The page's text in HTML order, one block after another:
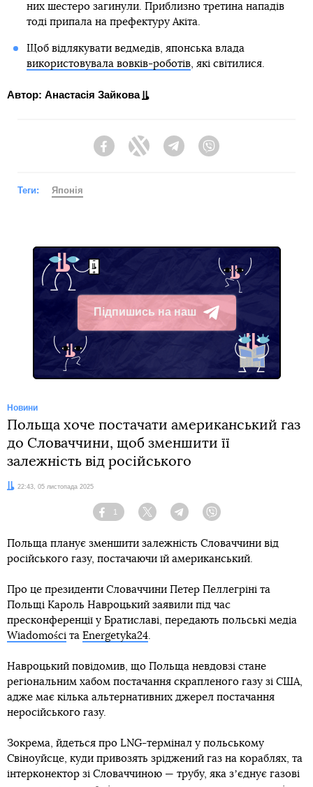
них шестеро загинули. Приблизно третина нападів
тоді припала на префектуру Акіта.
Щоб відлякувати ведмедів, японська влада
використовувала вовків-роботів, які світилися.
Автор: Анастасія Зайкова
FacebookTwitter Telegram
Теги: Японія
Підпишись на наш
Telegram
Новини
Польща хоче постачати американський газ
до Словаччини, щоб зменшити її
залежність від російського
Дата:22:43, 05 листопада 2025
Facebook
1
Twitter TelegramViber
Польща планує зменшити залежність Словаччини від
російського газу, постачаючи їй американський.
Про це президенти Словаччини Петер Пеллегріні та
Польщі Кароль Навроцький заявили під час
пресконференції у Братиславі, передають польські медіа
Wiadomości та Energetyka24
Навроцький повідомив, що Польща невдовзі стане
регіональним хабом постачання скрапленого газу зі США,
адже має кілька альтернативних джерел постачання
неросійського газу.
Зокрема, йдеться про LNG-термінал у польському
Свіноуйсце, куди привозять зріджений газ на кораблях, та
інтерконектор зі Словаччиною — трубу, яка зʼєднує газові